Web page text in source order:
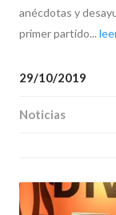
anécdotas y
primer partido...
29/10/2019
Noticias